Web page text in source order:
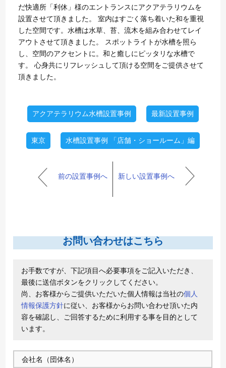
だ快適所「利休」様のエントランスにアクアテラリウムを
設置させて頂きました。 室内はすごく落ち着いた和を重視
した空間です。水槽は水草、苔、流木を組み合わせてレイ
アウトさせて頂きました。 スポットライトが水槽を照ら
し、空間のアクセントに。和と癒しにピッタリな水槽で
す。 心身共にリフレッシュして頂ける空間をご提供させて
頂きました。
アクアテラリウム水槽設置事例 最新設置事例
東京 水槽設置事例 「店舗・ショールーム」編
前の設置事例へ 新しい設置事例へ
お問い合わせはこちら
お手数ですが、下記項目へ必要事項をご記入いただき、
最後に送信ボタンをクリックしてください。
尚、お客様からご提供いただいた個人情報は当社の個人
情報保護方針に従い、お客様からお問い合わせ頂いた内
容を確認し、ご回答するために利用する事を目的として
います。
会社名（団体名）